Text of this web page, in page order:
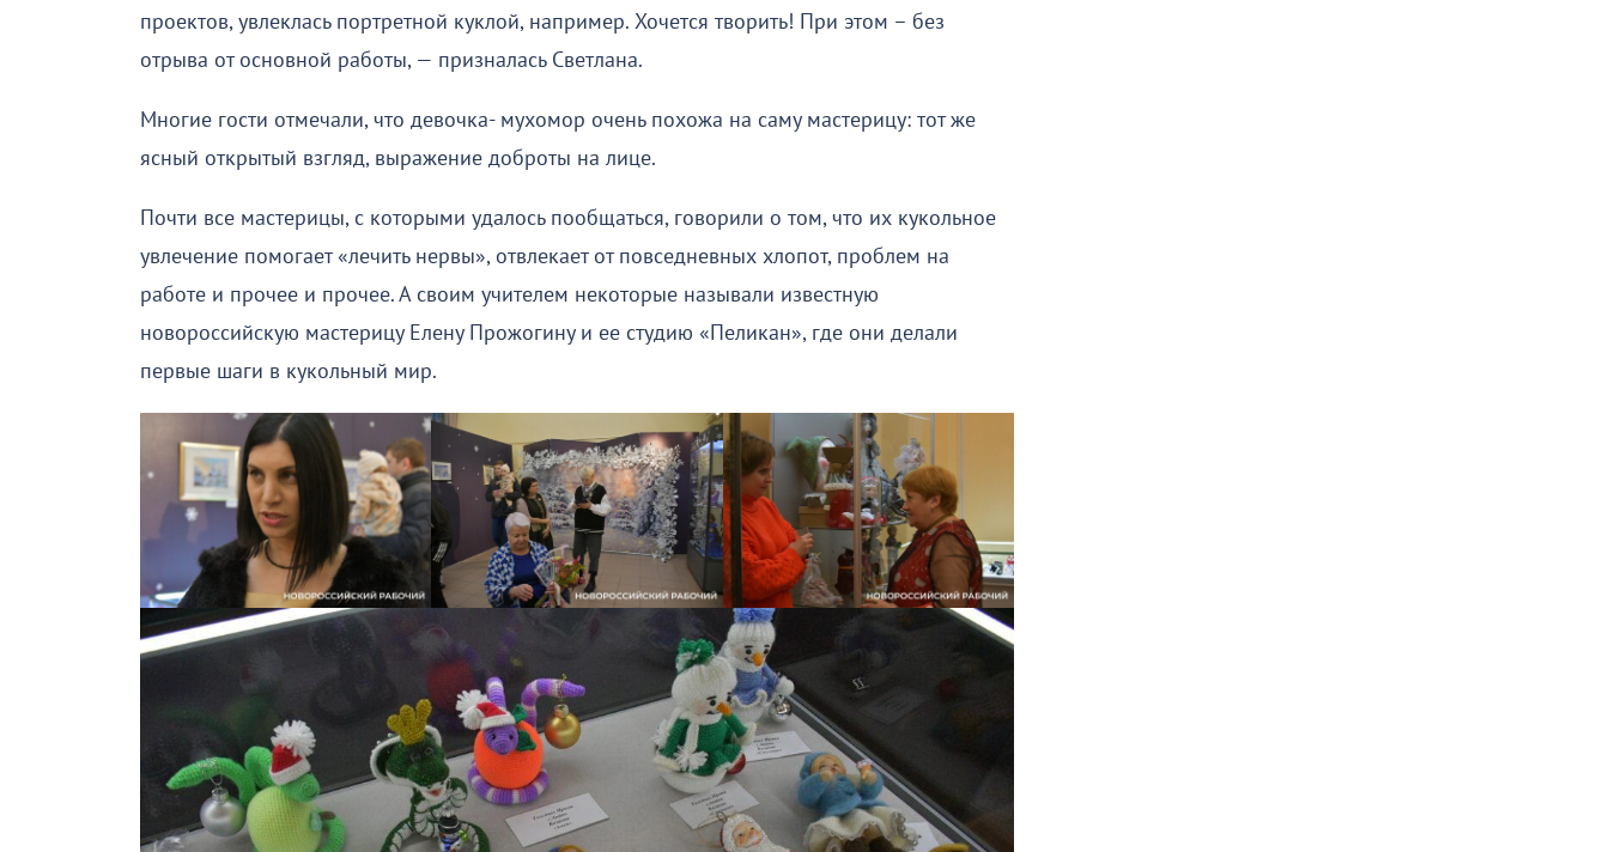
проектов, увлеклась портретной куклой, например. Хочется творить! При этом – без
отрыва от основной работы, — призналась Светлана.
Многие гости отмечали, что девочка- мухомор очень похожа на саму мастерицу: тот же
ясный открытый взгляд, выражение доброты на лице.
Почти все мастерицы, с которыми удалось пообщаться, говорили о том, что их кукольное
увлечение помогает «лечить нервы», отвлекает от повседневных хлопот, проблем на
работе и прочее и прочее. А своим учителем некоторые называли известную
новороссийскую мастерицу Елену Прожогину и ее студию «Пеликан», где они делали
первые шаги в кукольный мир.